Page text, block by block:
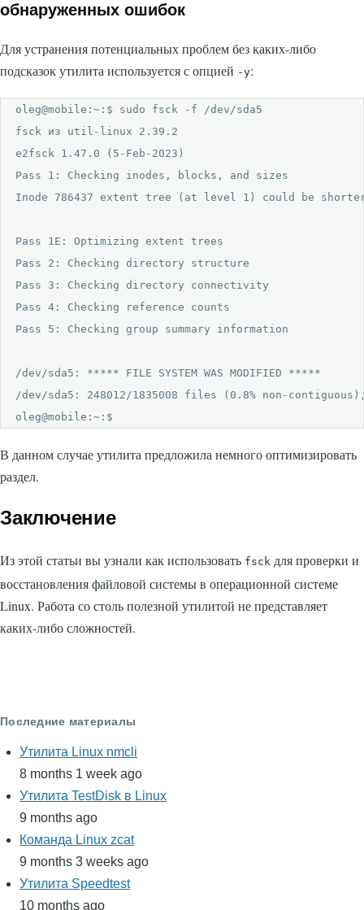
обнаруженных ошибок
Для устранения потенциальных проблем без каких-либо
подсказок утилита используется с опцией -y:
oleg@mobile:~:$ sudo fsck -f /dev/sda5
fsck из util-linux 2.39.2
e2fsck 1.47.0 (5-Feb-2023)
Pass 1: Checking inodes, blocks, and sizes
Inode 786437 extent tree (at level 1) could be
Pass 1E: Optimizing extent trees
Pass 2: Checking directory structure
Pass 3: Checking directory connectivity
Pass 4: Checking reference counts
Pass 5: Checking group summary information
/dev/sda5: ***** FILE SYSTEM WAS MODIFIED *****
/dev/sda5: 248012/1835008 files (0.8% non-
oleg@mobile:~:$
В данном случае утилита предложила немного оптимизировать
раздел.
Заключение
Из этой статьи вы узнали как использовать fsck для проверки и
восстановления файловой системы в операционной системе
Linux. Работа со столь полезной утилитой не представляет
каких-либо сложностей.
Последние материалы
Утилита Linux nmcli
8 months 1 week ago
Утилита TestDisk в Linux
9 months ago
Команда Linux zcat
9 months 3 weeks ago
Утилита Speedtest
10 months ago